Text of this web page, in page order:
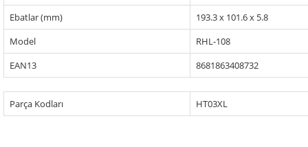
Ebatlar (mm)
193.3 x 101.6 x 5.8
Model
RHL-108
EAN13
8681863408732
Parça Kodları HT03XL